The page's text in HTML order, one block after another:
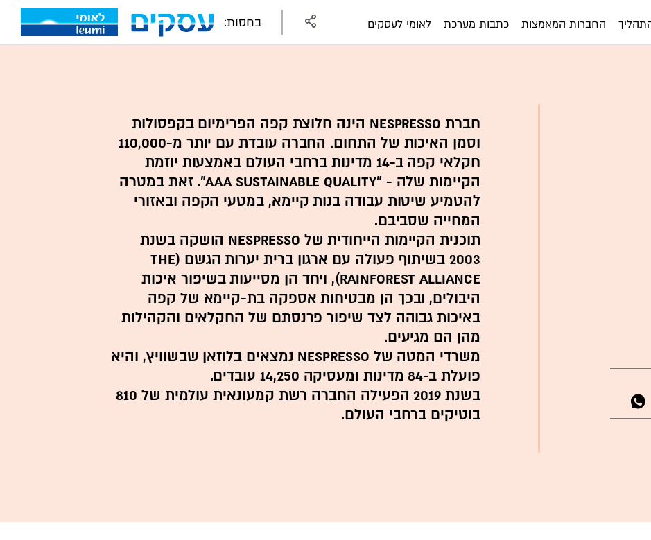
החברות המאמצות כתבות מערכת לאומי לעסקים בחסות:
חברת Nespresso הינה חלוצת קפה הפרימיום בקפסולות
וסמן האיכות של התחום. החברה עובדת עם יותר מ-110,000
חקלאי קפה ב-14 מדינות ברחבי העולם באמצעות יוזמת
הקיימות שלה - "AAA Sustainable Quality". זאת במטרה
להטמיע שיטות עבודה בנות קיימא, במטעי הקפה ובאזורי
המחייה שסביבם.
תוכנית הקיימות הייחודית של Nespresso הושקה בשנת
2003 בשיתוף פעולה עם ארגון ברית יערות הגשם (The
Rainforest Alliance), ויחד הן מסייעות בשיפור איכות
היבולים, ובכך הן מבטיחות אספקה בת-קיימא של קפה
באיכות גבוהה לצד שיפור פרנסתם של החקלאים והקהילות
מהן הם מגיעים.
משרדי המטה של Nespresso נמצאים בלוזאן שבשוויץ, והיא
פועלת ב-84 מדינות ומעסיקה 14,250 עובדים.
בשנת 2019 הפעילה החברה רשת קמעונאית עולמית של 810
בוטיקים ברחבי העולם.